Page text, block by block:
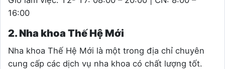
16:00
2. Nha khoa Thế Hệ Mới
Nha khoa Thế Hệ Mới là một trong địa chỉ chuyên
cung cấp các dịch vụ nha khoa có chất lượng tốt.